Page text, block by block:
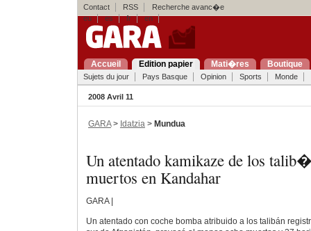
Contact RSS
Recherche avanc�e
eu
es fr en
Accueil Edition papier Mati�res Boutique
Sujets du jour Pays Basque Opinion Sports Monde
2008 Avril 11
GARA> Idatzia > Mundua
Un atentado kamikaze de los
muertos en Kandahar
GARA |
Un atentado con coche bomba atribuido a los talibán